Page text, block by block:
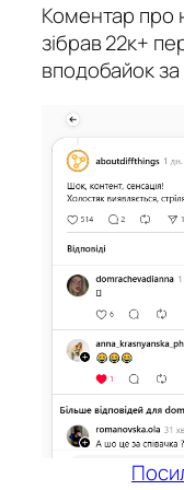
Коментар про
зібрав 22к+
вподобайок за